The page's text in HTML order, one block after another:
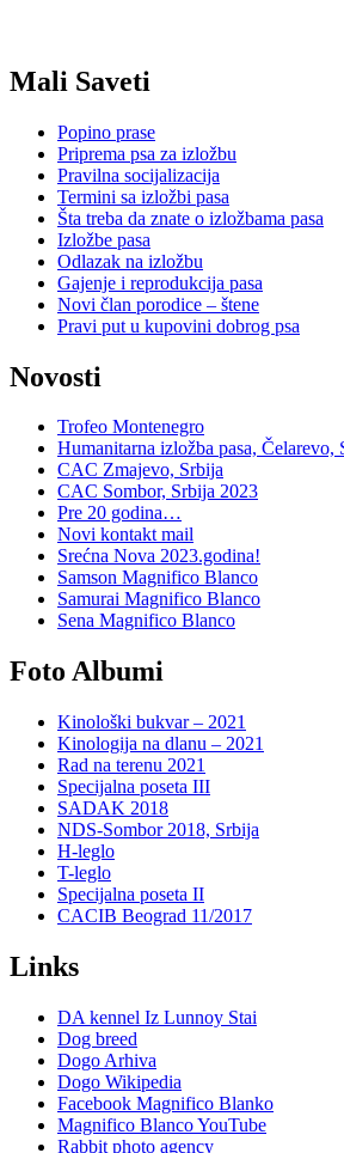
Mali Saveti
Popino prase
Priprema psa za izložbu
Pravilna socijalizacija
Termini sa izložbi pasa
Šta treba da znate o izložbama pasa
Izložbe pasa
Odlazak na izložbu
Gajenje i reprodukcija pasa
Novi član porodice – štene
Pravi put u kupovini dobrog psa
Novosti
Trofeo Montenegro
Humanitarna izložba pasa, Čelarevo,
CAC Zmajevo, Srbija
CAC Sombor, Srbija 2023
Pre 20 godina…
Novi kontakt mail
Srećna Nova 2023.godina!
Samson Magnifico Blanco
Samurai Magnifico Blanco
Sena Magnifico Blanco
Foto Albumi
Kinološki bukvar – 2021
Kinologija na dlanu – 2021
Rad na terenu 2021
Specijalna poseta III
SADAK 2018
NDS-Sombor 2018, Srbija
H-leglo
T-leglo
Specijalna poseta II
CACIB Beograd 11/2017
Links
DA kennel Iz Lunnoy Stai
Dog breed
Dogo Arhiva
Dogo Wikipedia
Facebook Magnifico Blanko
Magnifico Blanco YouTube
Rabbit photo agency